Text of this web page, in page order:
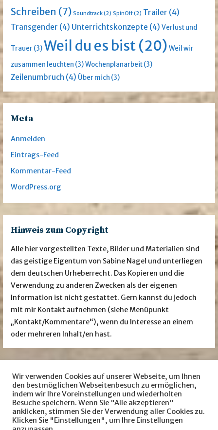
Schreiben (7) Soundtrack(2) SpinOff(2) Trailer (4)
Transgender (4) Unterrichtskonzepte (4) Verlust und
Trauer (3)Weil du es bist(20) Weil wir
zusammen leuchten (3)Wochenplanarbeit(3)
Zeilenumbruch (4) Über mich (3)
Meta
Anmelden
Eintrags-Feed
Kommentar-Feed
WordPress.org
Hinweis zum Copyright
Alle hier vorgestellten Texte, Bilder und Materialien sind
das geistige Eigentum von Sabine Nagel und unterliegen
dem deutschen Urheberrecht. Das Kopieren und die
Verwendung zu anderen Zwecken als der eigenen
Information ist nicht gestattet. Gern kannst du jedoch
mit mir Kontakt aufnehmen (siehe Menüpunkt
„Kontakt/Kommentare“), wenn du Interesse an einem
oder mehreren Inhalt/en hast.
Besuche mich auch auf … facebook Instagram
LovelyBooks amazon
Wir verwenden Cookies auf unserer Webseite, um Ihnen
den bestmöglichen Webseitenbesuch zu ermöglichen,
indem wir Ihre Voreinstellungen und wiederholten
Besuche speichern. Wenn Sie "Alle akzeptieren"
anklicken, stimmen Sie der Verwendung aller Cookies zu.
Klicken Sie "Einstellungen", um Ihre Einstellungen